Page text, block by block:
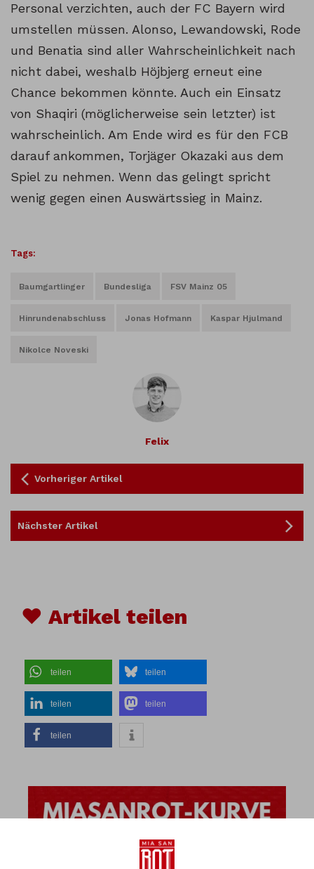
Personal verzichten, auch der FC Bayern wird
umstellen müssen. Alonso, Lewandowski, Rode
und Benatia sind aller Wahrscheinlichkeit nach
nicht dabei, weshalb Höjbjerg erneut eine
Chance bekommen könnte. Auch ein Einsatz
von Shaqiri (möglicherweise sein letzter) ist
wahrscheinlich. Am Ende wird es für den FCB
darauf ankommen, Torjäger Okazaki aus dem
Spiel zu nehmen. Wenn das gelingt spricht
wenig gegen einen Auswärtssieg in Mainz.
Tags:
Baumgartlinger Bundesliga FSV Mainz 05
Hinrundenabschluss Jonas Hofmann Kaspar Hjulmand
Nikolce Noveski
Felix
Vorheriger Artikel
Nächster Artikel
♥ Artikel teilen
teilen teilen
teilen teilen
teilen